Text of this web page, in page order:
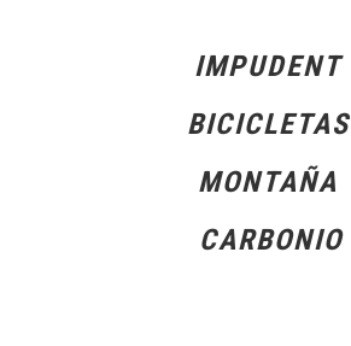
IMPUDENT
BICICLETAS
MONTAÑA
CARBONIO